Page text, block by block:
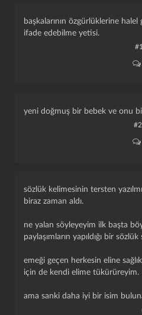
başkalarının özgürlüklerine
ifade edebilme yetisi.
yeni doğmuş bir bebek ve onu
sözlük kelimesinin tersten
biraz zaman aldı.
ne yalan söyleyeyim ilk başta
paylaşımların yapıldığı bir sözlük
emeği geçen herkesin eline
için de kendi elime tükürüreyim.
ama sanki daha iyi bir isim